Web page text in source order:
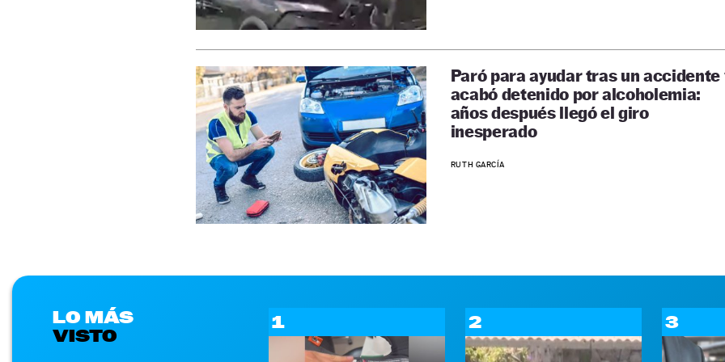
Paró para ayudar tras un accidente
acabó detenido por alcoholemia:
años después llegó el giro
inesperado
RUTH GARCÍA
LO MÁS
VISTO
1 2 3